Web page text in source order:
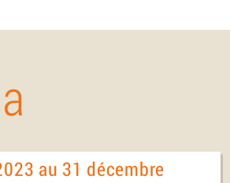
au 31 décembre